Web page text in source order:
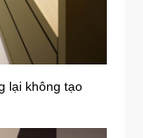
lại không tạo